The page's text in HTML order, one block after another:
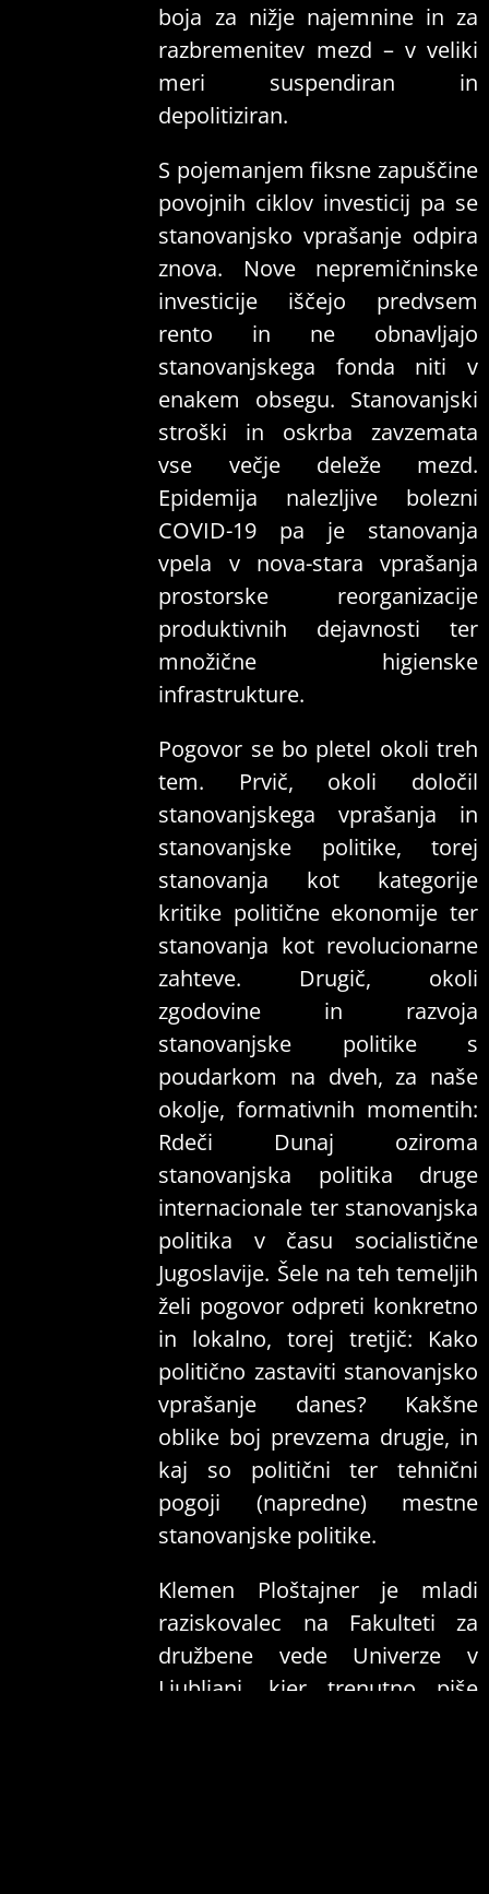
boja za nižje najemnine in za
razbremenitev mezd – v veliki
meri suspendiran in
depolitiziran.
S pojemanjem fiksne zapuščine
povojnih ciklov investicij pa se
stanovanjsko vprašanje odpira
znova. Nove nepremičninske
investicije iščejo predvsem
rento in ne obnavljajo
stanovanjskega fonda niti v
enakem obsegu. Stanovanjski
stroški in oskrba zavzemata
vse večje deleže mezd.
Epidemija nalezljive bolezni
COVID-19 pa je stanovanja
vpela v nova-stara vprašanja
prostorske reorganizacije
produktivnih dejavnosti ter
množične higienske
infrastrukture.
Pogovor se bo pletel okoli treh
tem. Prvič, okoli določil
stanovanjskega vprašanja in
stanovanjske politike, torej
stanovanja kot kategorije
kritike politične ekonomije ter
stanovanja kot revolucionarne
zahteve. Drugič, okoli
zgodovine in razvoja
stanovanjske politike s
poudarkom na dveh, za naše
okolje, formativnih momentih:
Rdeči Dunaj oziroma
stanovanjska politika druge
internacionale ter stanovanjska
politika v času socialistične
Jugoslavije. Šele na teh temeljih
želi pogovor odpreti konkretno
in lokalno, torej tretjič: Kako
politično zastaviti stanovanjsko
vprašanje danes? Kakšne
oblike boj prevzema drugje, in
kaj so politični ter tehnični
pogoji (napredne) mestne
stanovanjske politike.
Klemen Ploštajner je mladi
raziskovalec na Fakulteti za
družbene vede Univerze v
Ljubljani, kjer trenutno piše